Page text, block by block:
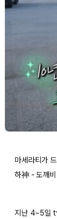
마세라티가
하神 - 도깨비
지난 4~5일